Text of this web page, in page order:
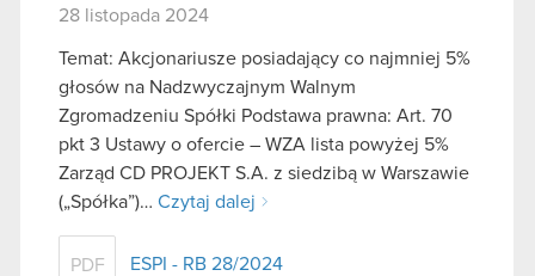
28 listopada 2024
Temat: Akcjonariusze posiadający co najmniej 5%
głosów na Nadzwyczajnym Walnym
Zgromadzeniu Spółki Podstawa prawna: Art. 70
pkt 3 Ustawy o ofercie – WZA lista powyżej 5%
Zarząd CD PROJEKT S.A. z siedzibą w Warszawie
(„Spółka”)… Czytaj dalej
PDF ESPI - RB 28/2024